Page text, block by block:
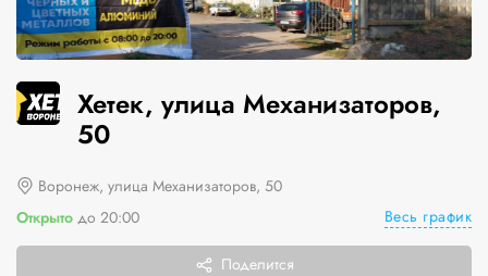
Хетек, улица Механизаторов,
50
Воронеж, улица Механизаторов, 50
Открыто до 20:00 Весь график
Поделится